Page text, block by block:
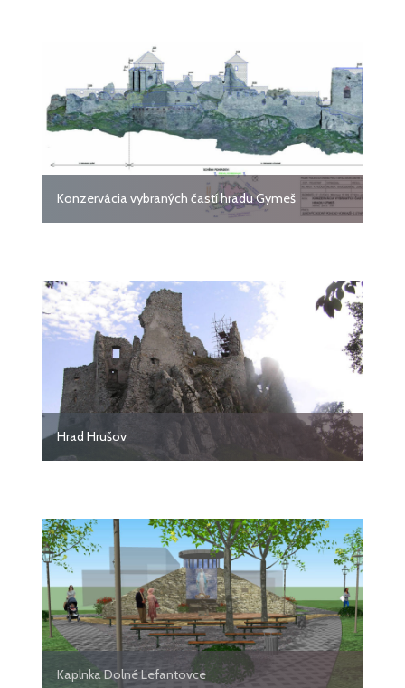
Konzervácia vybraných častí hradu Gymeš
Hrad Hrušov
Kaplnka Dolné Lefantovce